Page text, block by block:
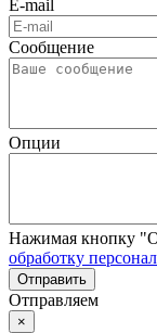
E-mail
Сообщение
Опции
Нажимая кнопку
обработку
Отправляем
×